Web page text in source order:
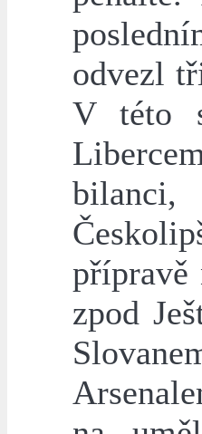
odvezl
V této
přípravě
zpod